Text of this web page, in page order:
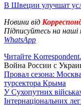
В Швеции улучшат
Новини від
Підписуйтесь на наші
WhatsApp
Читайте
Война России с
Провал сезона:
турсектора Крыма
У Сухопутних
Інтернаціональних